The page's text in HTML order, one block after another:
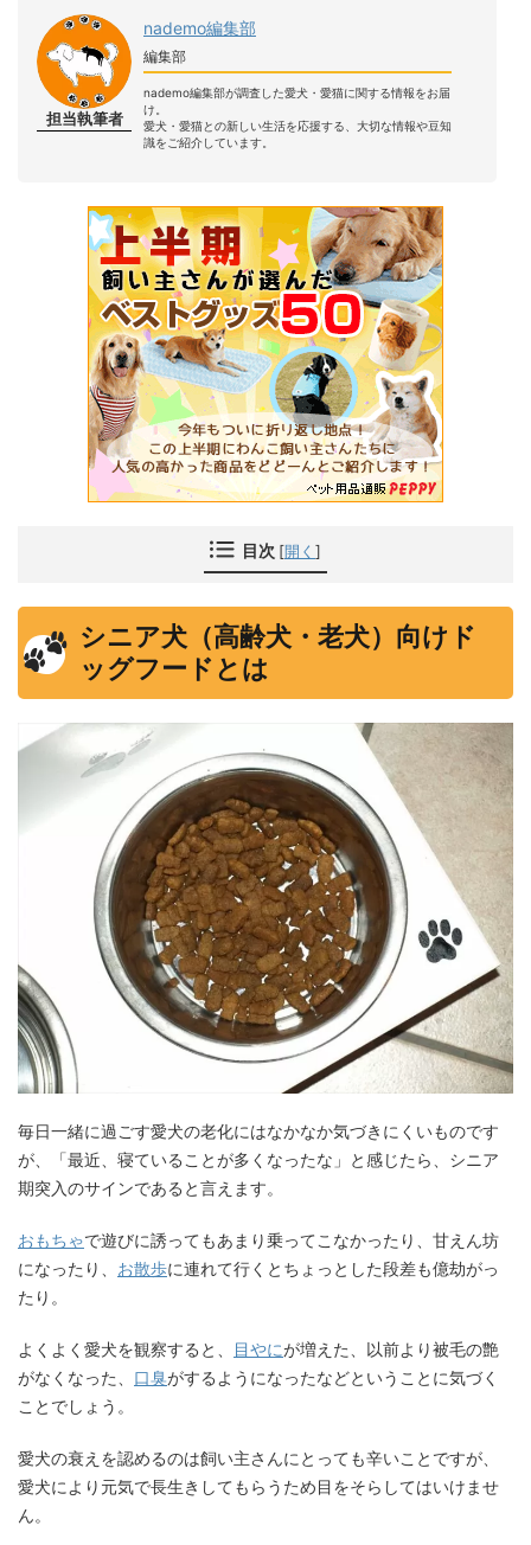
担当執筆者
nademo編集部
編集部
nademo編集部が調査した愛犬・愛猫に関する情報をお届
け。
愛犬・愛猫との新しい生活を応援する、大切な情報や豆知
識をご紹介しています。
目次 [開く ]
シニア犬（高齢犬・老犬）向けド
ッグフードとは
毎日一緒に過ごす愛犬の老化にはなかなか気づきにくいものです
が、「最近、寝ていることが多くなったな」と感じたら、シニア
期突入のサインであると言えます。
おもちゃで遊びに誘ってもあまり乗ってこなかったり、甘えん坊
になったり、 お散歩に連れて行くとちょっとした段差も億劫がっ
たり。
よくよく愛犬を観察すると、 目やにが増えた、以前より被毛の艶
がなくなった、 口臭がするようになったなどということに気づく
ことでしょう。
愛犬の衰えを認めるのは飼い主さんにとっても辛いことですが、
愛犬により元気で長生きしてもらうため目をそらしてはいけませ
ん。